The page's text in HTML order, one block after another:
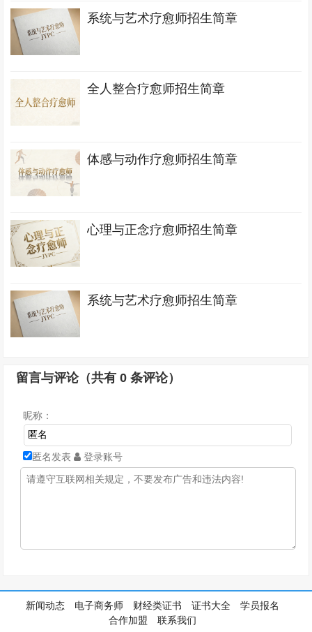
系统与艺术疗愈师招生简章
全人整合疗愈师招生简章
体感与动作疗愈师招生简章
心理与正念疗愈师招生简章
系统与艺术疗愈师招生简章
留言与评论（共有0 条评论）
昵称：
匿名发表 登录账号
新闻动态 电子商务师 财经类证书 证书大全
学员报名
合作加盟
联系我们